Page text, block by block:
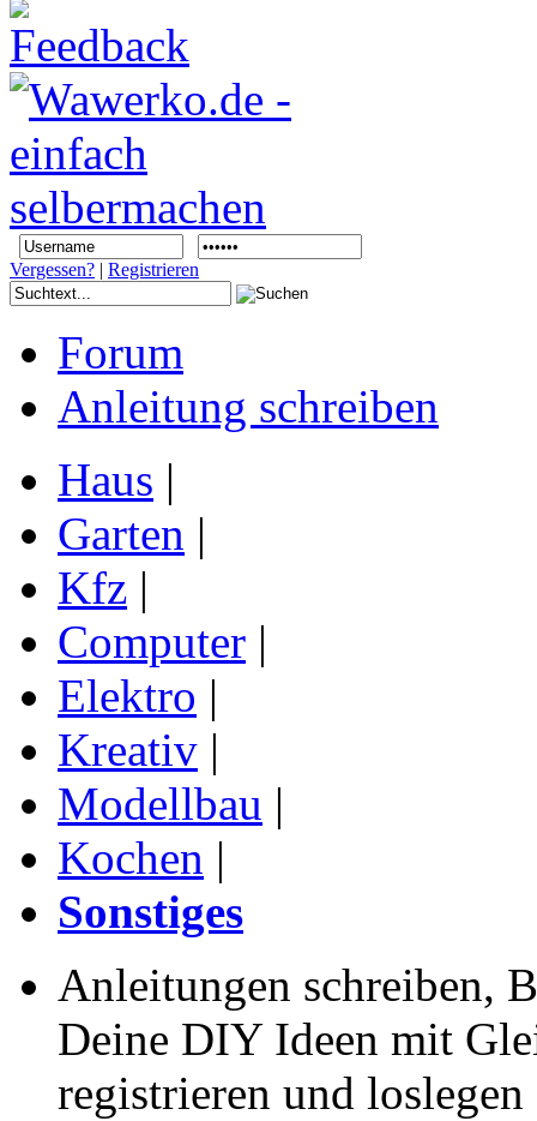
Vergessen? | Registrieren
Forum
Anleitung schreiben
Haus |
Garten |
Kfz |
Computer |
Elektro |
Kreativ |
Modellbau |
Kochen |
Sonstiges
Anleitungen schreiben,
Deine DIY Ideen mit
registrieren und loslegen